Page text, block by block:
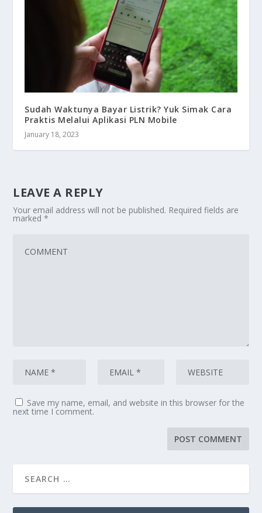
Sudah Waktunya Bayar Listrik? Yuk Simak Cara
Praktis Melalui Aplikasi PLN Mobile
January 18, 2023
LEAVE A REPLY
Your email address will not be published. Required fields are
marked*
Save my name, email, and website in this browser for the
next time I comment.